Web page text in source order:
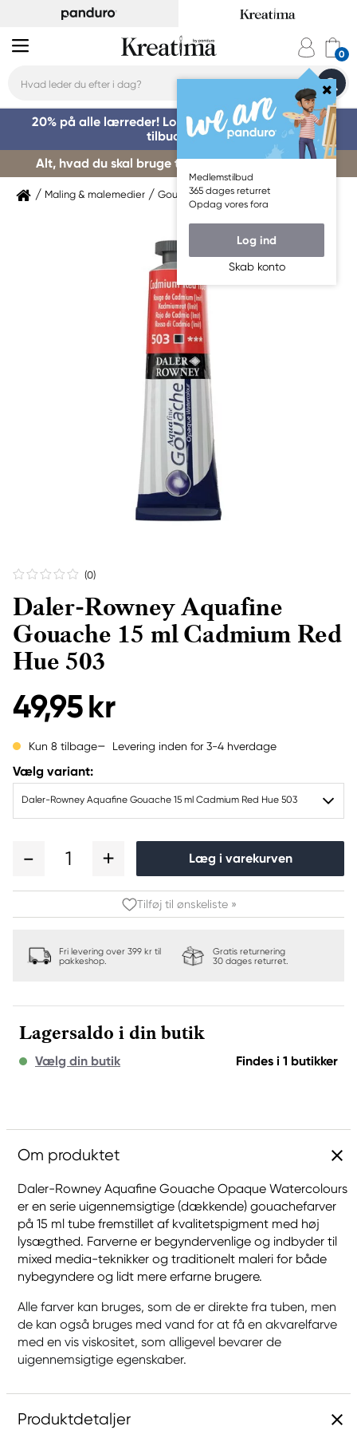
Medlemstilbud
365 dages returret
Opdag vores fora
Log ind
Skab konto
20% på alle lærreder! Log på for at benytte dig af
tilbuddet »
Alt, hvad du skal bruge til kursusstart – køb her »
Maling & malemedier Gouachemaling Daler-Rowney
(0)
Daler-Rowney Aquafine
Gouache 15 ml Cadmium Red
Hue 503
49,95 kr
Kun 8 tilbage Levering inden for 3-4 hverdage
Vælg variant:
Daler-Rowney Aquafine Gouache 15 ml Cadmium Red Hue 503
1 Læg i varekurven
Tilføj til ønskeliste »
Fri levering over 399 kr til
pakkeshop.
Gratis returnering
30 dages returret.
Lagersaldo i din butik
Vælg din butik Findes i 1 butikker
Om produktet
Daler-Rowney Aquafine Gouache Opaque Watercolours
er en serie uigennemsigtige (dækkende) gouachefarver
på 15 ml tube fremstillet af kvalitetspigment med høj
lysægthed. Farverne er begyndervenlige og indbyder til
mixed media-teknikker og traditionelt maleri for både
nybegyndere og lidt mere erfarne brugere.
Alle farver kan bruges, som de er direkte fra tuben, men
de kan også bruges med vand for at få en akvarelfarve
med en vis viskositet, som alligevel bevarer de
uigennemsigtige egenskaber.
Produktdetaljer